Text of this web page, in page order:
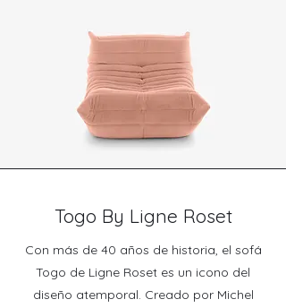
Togo By Ligne Roset
Con más de 40 años de historia, el sofá
Togo de Ligne Roset es un icono del
diseño atemporal. Creado por Michel